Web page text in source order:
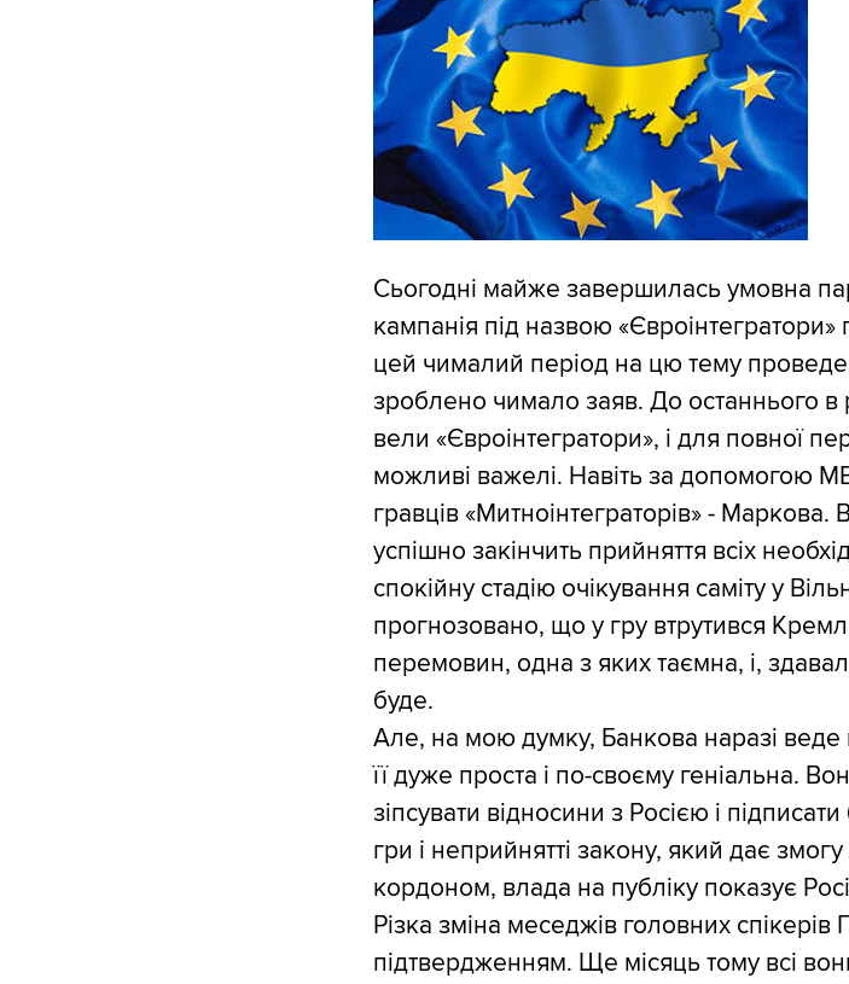
Сьогодні майже завершилась умовна
кампанія під назвою «Євроінтегратори»
цей чималий період на цю тему
зроблено чимало заяв. До останнього в
вели «Євроінтегратори», і для повної
можливі важелі. Навіть за допомогою
гравців «Митноінтеграторів» -
успішно закінчить прийняття всіх
спокійну стадію очікування саміту у
прогнозовано, що у гру втрутився
перемовин, одна з яких таємна, і,
буде.
Але, на мою думку, Банкова наразі веде
її дуже проста і по-своєму геніальна.
зіпсувати відносини з Росією і
гри і неприйнятті закону, який дає
кордоном, влада на публіку показує
Різка зміна меседжів головних
підтвердженням. Ще місяць тому всі